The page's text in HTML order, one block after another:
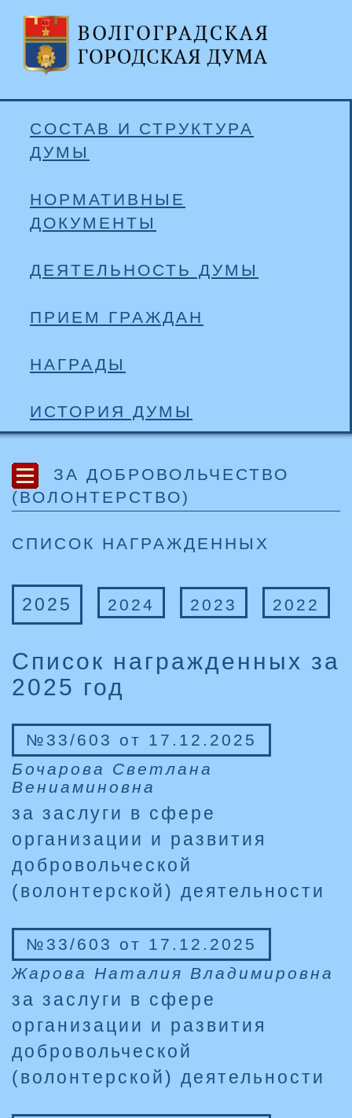
СОСТАВ И СТРУКТУРА
ДУМЫ
НОРМАТИВНЫЕ
ДОКУМЕНТЫ
ДЕЯТЕЛЬНОСТЬ ДУМЫ
ПРИЕМ ГРАЖДАН
НАГРАДЫ
ИСТОРИЯ ДУМЫ
ЗА ДОБРОВОЛЬЧЕСТВО
(ВОЛОНТЕРСТВО)
СПИСОК НАГРАЖДЕННЫХ
2025 2024 2023 2022
Список награжденных за
2025 год
№33/603 от 17.12.2025
Бочарова Светлана
Вениаминовна
за заслуги в сфере
организации и развития
добровольческой
(волонтерской) деятельности
№33/603 от 17.12.2025
Жарова Наталия Владимировна
за заслуги в сфере
организации и развития
добровольческой
(волонтерской) деятельности